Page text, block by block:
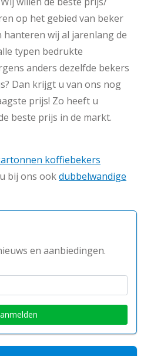
op het gebied van beker
hanteren wij al jarenlang de
typen bedrukte
anders dezelfde bekers
Dan krijgt u van ons nog
prijs! Zo heeft u
beste prijs in de markt.
koffiebekers
bij ons ookdubbelwandige
en aanbiedingen.